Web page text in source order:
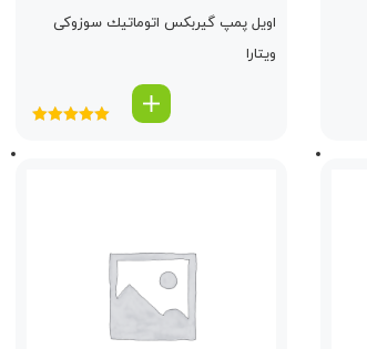
اویل پمپ گیربكس اتوماتیك سوزوکی
ویتارا